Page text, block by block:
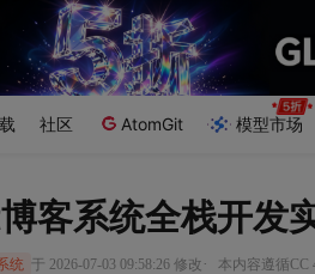
社区 AtomGit 模型市场
客系统全栈开发
统 于 2026-07-03 09:58:26 修改 · 本内容遵循CC